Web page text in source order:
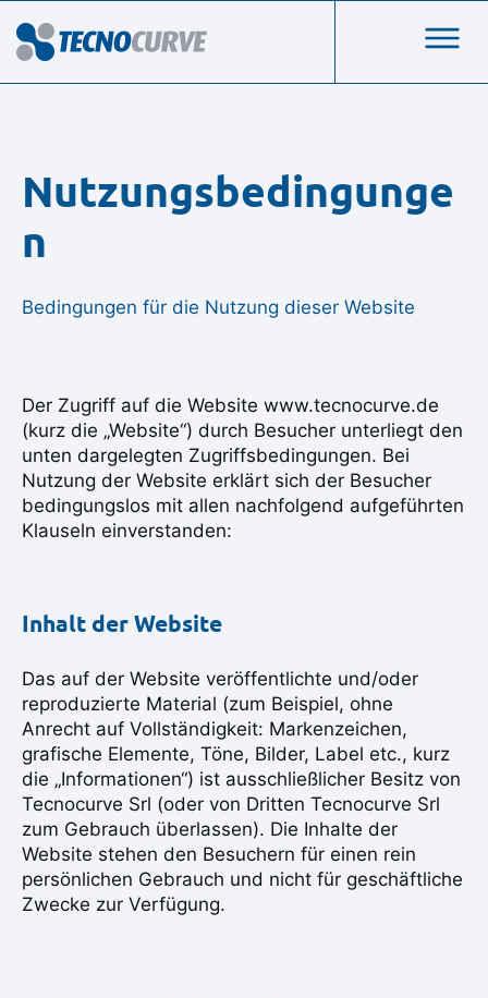
Nutzungsbedingunge
n
Bedingungen für die Nutzung dieser Website
Der Zugriff auf die Website www.tecnocurve.de
(kurz die „Website“) durch Besucher unterliegt den
unten dargelegten Zugriffsbedingungen. Bei
Nutzung der Website erklärt sich der Besucher
bedingungslos mit allen nachfolgend aufgeführten
Klauseln einverstanden:
Inhalt der Website
Das auf der Website veröffentlichte und/oder
reproduzierte Material (zum Beispiel, ohne
Anrecht auf Vollständigkeit: Markenzeichen,
grafische Elemente, Töne, Bilder, Label etc., kurz
die „Informationen“) ist ausschließlicher Besitz von
Tecnocurve Srl (oder von Dritten Tecnocurve Srl
zum Gebrauch überlassen). Die Inhalte der
Website stehen den Besuchern für einen rein
persönlichen Gebrauch und nicht für geschäftliche
Zwecke zur Verfügung.